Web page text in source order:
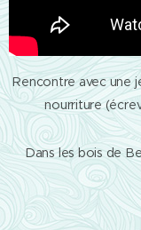
Rencontre avec une
nourriture
Dans les bois de